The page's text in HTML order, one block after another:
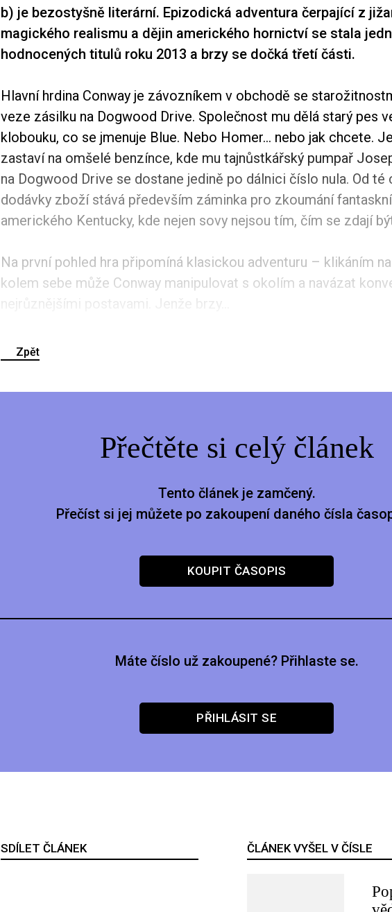
b) je bezostyšně literární. Epizodická adventura čerpající z
magického realismu a dějin amerického hornictví se stala
hodnocených titulů roku 2013 a brzy se dočká třetí části.
Hlavní hrdina Conway je závozníkem v obchodě se
veze zásilku na Dogwood Drive. Společnost mu dělá starý pes
klobouku, co se jmenuje Blue. Nebo Homer… nebo jak chcete.
zastaví na omšelé benzínce, kde mu tajnůstkářský pumpař
na Dogwood Drive se dostane jedině po dálnici číslo nula. Od té
dodávky zboží stává především záminka pro zkoumání
amerického Kentucky, kde nejen sovy nejsou tím, čím se zdají
Na první pohled hra připomíná klasickou adventuru – klikáním
kolem sebe může Conway manipulovat s okolím a navázat
nejrůznějšími postavami. Jenže brzy...
Zpět
Přečtěte si celý článek
Tento článek je zamčený.
Přečíst si jej můžete po zakoupení daného čísla
KOUPIT ČASOPIS
Máte číslo už zakoupené? Přihlaste se.
PŘIHLÁSIT SE
SDÍLET ČLÁNEK ČLÁNEK VYŠEL V ČÍSLE